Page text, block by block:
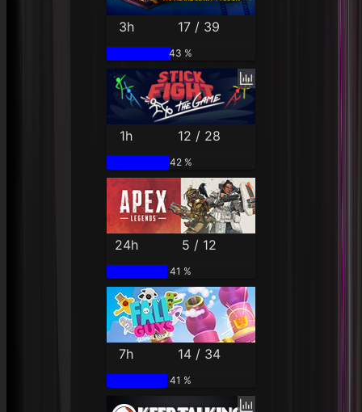
3h 17 / 39
43 %
1h 12 / 28
42 %
24h 5 / 12
41 %
7h 14 / 34
41 %